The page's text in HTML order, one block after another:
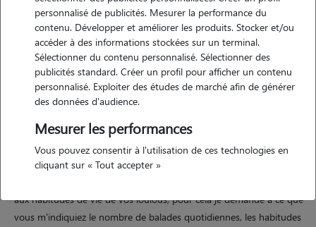
Motivation
de vos compagnons à 4 pattes. la maison dans laquelle je vous
propose d'accueillir vos compagnons est donc entièrement clôturée,
ils pourront profiter d'un terrain clos de 500m2 et d'un nid douillet
aux habitudes de vie de vos loulous, pour cela je demande à ce que
vous m'indiquiez le nombre de balades quotidiennes, les habitudes
personnalisé de publicités. Mesurer la performance du
contenu. Développer et améliorer les produits. Stocker et/ou
accéder à des informations stockées sur un terminal.
Sélectionner du contenu personnalisé. Sélectionner des
publicités standard. Créer un profil pour afficher un contenu
personnalisé. Exploiter des études de marché afin de générer
des données d'audience.
Mesurer les performances
Vous pouvez consentir à l'utilisation de ces technologies en
cliquant sur « Tout accepter »